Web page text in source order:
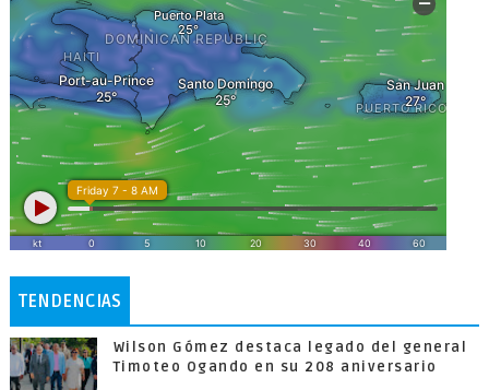
TENDENCIAS
Wilson Gómez destaca legado del general
Timoteo Ogando en su 208 aniversario